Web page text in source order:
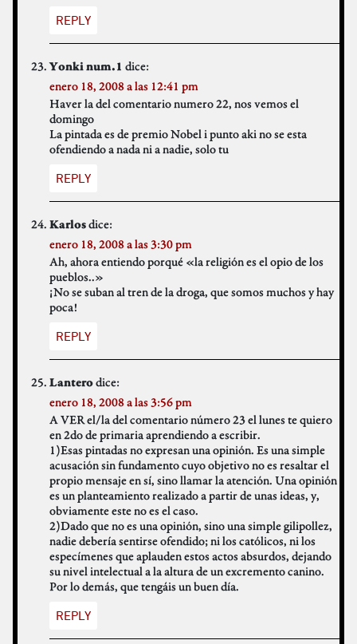
REPLY
Yonki num.1 dice:
enero 18, 2008 a las 12:41 pm
Haver la del comentario numero 22, nos vemos el
domingo
La pintada es de premio Nobel i punto aki no se esta
ofendiendo a nada ni a nadie, solo tu
REPLY
Karlosdice:
enero 18, 2008 a las 3:30 pm
Ah, ahora entiendo porqué «la religión es el opio de los
pueblos..»
¡No se suban al tren de la droga, que somos muchos y hay
poca!
REPLY
Lanterodice:
enero 18, 2008 a las 3:56 pm
A VER el/la del comentario número 23 el lunes te quiero
en 2do de primaria aprendiendo a escribir.
1)Esas pintadas no expresan una opinión. Es una simple
acusación sin fundamento cuyo objetivo no es resaltar el
propio mensaje en sí, sino llamar la atención. Una opinión
es un planteamiento realizado a partir de unas ideas, y,
obviamente este no es el caso.
2)Dado que no es una opinión, sino una simple gilipollez,
nadie debería sentirse ofendido; ni los católicos, ni los
especímenes que aplauden estos actos absurdos, dejando
su nivel intelectual a la altura de un excremento canino.
Por lo demás, que tengáis un buen día.
REPLY